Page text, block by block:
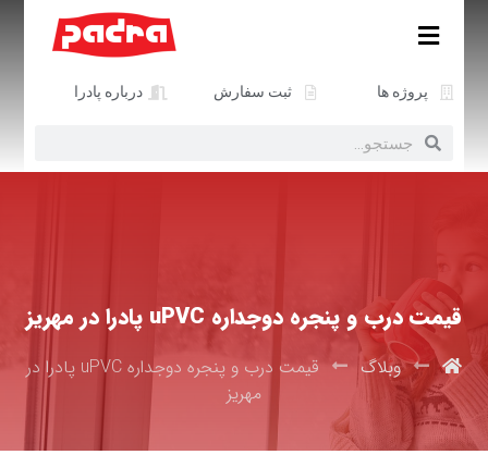
پروژه ها ثبت سفارش درباره پادرا
قیمت درب و پنجره دوجداره uPVC پادرا در مهریز
وبلاگ
قیمت درب و پنجره دوجداره uPVC پادرا در
مهریز